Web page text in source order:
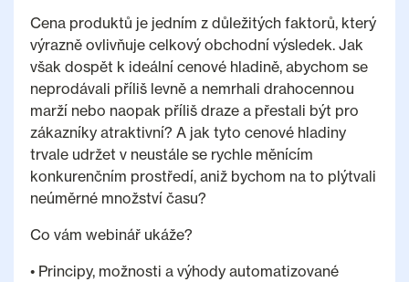
Cena produktů je jedním z důležitých faktorů, který
výrazně ovlivňuje celkový obchodní výsledek. Jak
však dospět k ideální cenové hladině, abychom se
neprodávali příliš levně a nemrhali drahocennou
marží nebo naopak příliš draze a přestali být pro
zákazníky atraktivní? A jak tyto cenové hladiny
trvale udržet v neustále se rychle měnícím
konkurenčním prostředí, aniž bychom na to plýtvali
neúměrné množství času?
Co vám webinář ukáže?
• Principy, možnosti a výhody automatizované